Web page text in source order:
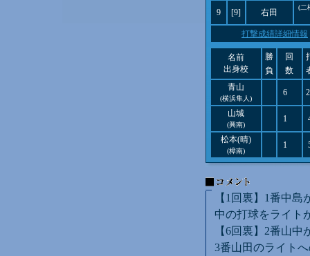
9 [9] 右田
(二
打撃成績詳細情報
名前
出身校
勝
負
回
数
青山
(横浜隼人)
6
山城
(興南)
1
松本(晴)
(樟南)
1
【1回裏】1番中
中の打球をライト
【6回裏】2番山
3番山田のライト